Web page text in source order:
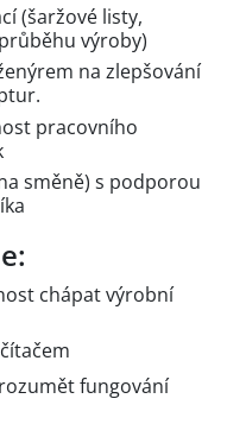
(šaržové listy,
výroby)
na zlepšování
pracovního
směně) s podporou
chápat výrobní
fungování